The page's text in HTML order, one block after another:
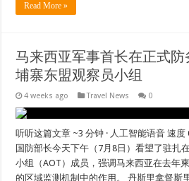
Read More »
马来西亚军事​​首长在正式
埔寨东盟观察员小组
4 weeks ago Travel News 0
听听这篇文章 ~3 分钟 · 人工智能语音 速度
国防部长今天下午（7月8日）看望了驻扎
小组（AOT）成员，强调马来西亚在去年
的区域监测机制中的作用。 丹斯里拿督斯